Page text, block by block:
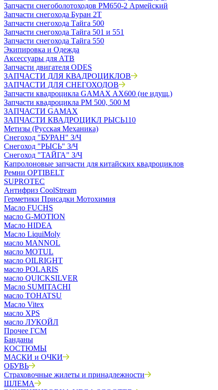
Запчасти снегоболотоходов РМ650-2 Армейский
Запчасти снегохода Буран 2Т
Запчасти снегохода Тайга 500
Запчасти снегохода Тайга 501 и 551
Запчасти снегохода Тайга 550
Экипировка и Одежда
Аксессуары для АТВ
Запчасти двигателя ODES
ЗАПЧАСТИ ДЛЯ КВАДРОЦИКЛОВ
ЗАПЧАСТИ ДЛЯ СНЕГОХОДОВ
Запчасти квадроцикла GAMAX AX600 (не идущ.)
Запчасти квадроцикла РМ 500, 500 М
ЗАПЧАСТИ GAMAX
ЗАПЧАСТИ КВАДРОЦИКЛ РЫСЬ110
Метизы (Русская Механика)
Снегоход "БУРАН" З/Ч
Снегоход "РЫСЬ" З/Ч
Снегоход "ТАЙГА" З/Ч
Капролоновые запчасти для китайских квадроциклов
Ремни OPTIBELT
SUPROTEC
Антифриз CoolStream
Герметики Присадки Мотохимия
Масло FUCHS
масло G-MOTION
Масло HIDEA
Масло LiquiMoly
масло MANNOL
масло MOTUL
масло OILRIGHT
масло POLARIS
масло QUICKSILVER
Масло SUMITACHI
масло TOHATSU
Масло Vitex
масло XPS
масло ЛУКОЙЛ
Прочее ГСМ
Банданы
КОСТЮМЫ
МАСКИ и ОЧКИ
ОБУВЬ
Страховочные жилеты и принадлежности
ШЛЕМА